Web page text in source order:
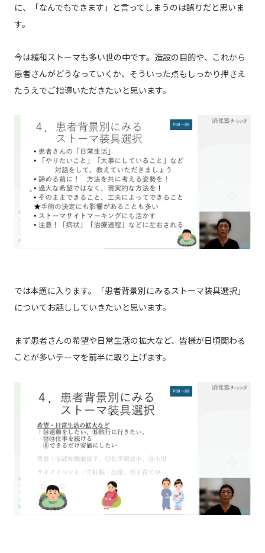
に、「なんでもできます」と言ってしまうのは誤りだと思いま
す。
今は緩和ストーマも多い世の中です。造設の目的や、これから
患者さんがどうなっていくか、そういった点もしっかり押さえ
たうえでご指導いただきたいと思います。
では本題に入ります。「患者背景別にみるストーマ装具選択」
についてお話ししていきたいと思います。
まず患者さんの希望や日常生活の拡大など、皆様が日頃関わる
ことが多いテーマを前半に取り上げます。